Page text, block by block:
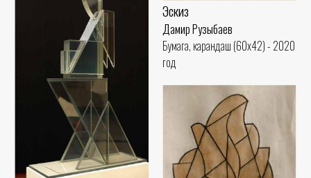
Эскиз
Дамир Рузыбаев
Бумага, карандаш (60x42) - 2020
год